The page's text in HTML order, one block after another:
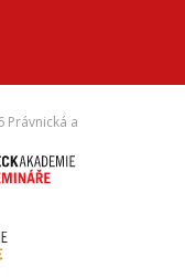
Právnická a